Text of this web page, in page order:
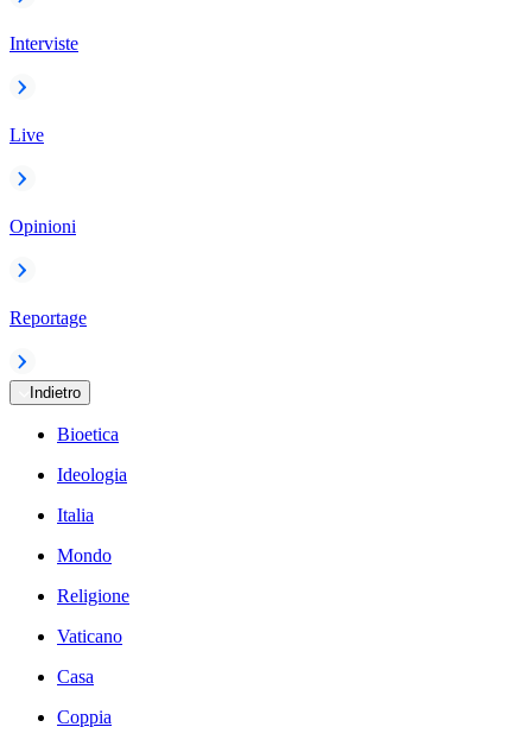
Interviste
Live
Opinioni
Reportage
Indietro
Bioetica
Ideologia
Italia
Mondo
Religione
Vaticano
Casa
Coppia